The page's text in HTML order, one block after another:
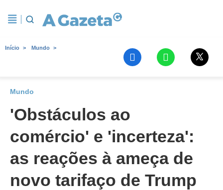
Início Mundo
Mundo
'Obstáculos ao
comércio' e 'incerteza':
as reações à ameça de
novo tarifaço de Trump